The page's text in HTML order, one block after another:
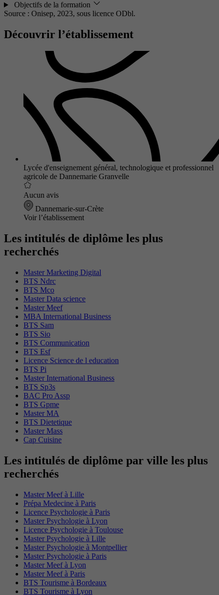
Objectifs de la formation
Source : Onisep, 2023, sous licence ODbl.
Découvrir l’établissement
Lycée d'enseignement général, technologique et professionnel
agricole de Dannemarie Granvelle
Aucun avis
Dannemarie-sur-Crète
Voir l’établissement
Les intitulés de diplôme les plus
recherchés
Master Marketing Digital
BTS Ndrc
BTS Mco
Master Data science
Master Meef
MBA International Business
BTS Sam
BTS Sio
BTS Communication
BTS Esf
Licence Science de l education
BTS Pi
Master International Business
BTS Sp3s
BAC Pro Assp
BTS Gpme
Master MA
BTS Dietetique
Master Mass
Cap Cuisine
Les intitulés de diplôme par ville les plus
recherchés
Master Meef à Lille
Prépa Medecine à Paris
Licence Psychologie à Paris
Master Psychologie à Lyon
Licence Psychologie à Toulouse
Master Psychologie à Lille
Master Psychologie à Montpellier
Master Psychologie à Paris
Master Meef à Lyon
Master Meef à Paris
BTS Tourisme à Bordeaux
BTS Tourisme à Lyon